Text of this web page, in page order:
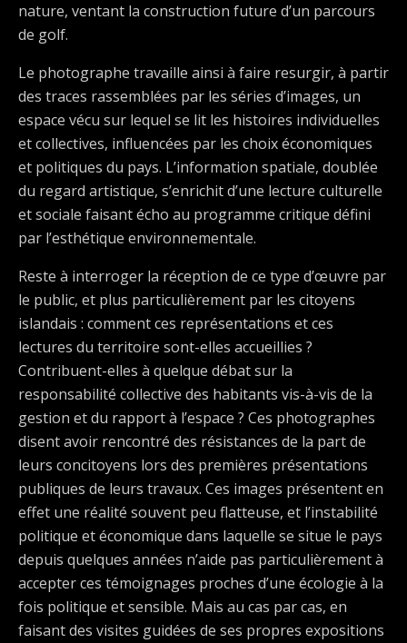
nature, ventant la construction future d’un parcours
de golf.
Le photographe travaille ainsi à faire resurgir, à partir
des traces rassemblées par les séries d’images, un
espace vécu sur lequel se lit les histoires individuelles
et collectives, influencées par les choix économiques
et politiques du pays. L’information spatiale, doublée
du regard artistique, s’enrichit d’une lecture culturelle
et sociale faisant écho au programme critique défini
par l’esthétique environnementale.
Reste à interroger la réception de ce type d’œuvre par
le public, et plus particulièrement par les citoyens
islandais : comment ces représentations et ces
lectures du territoire sont-elles accueillies ?
Contribuent-elles à quelque débat sur la
responsabilité collective des habitants vis-à-vis de la
gestion et du rapport à l’espace ? Ces photographes
disent avoir rencontré des résistances de la part de
leurs concitoyens lors des premières présentations
publiques de leurs travaux. Ces images présentent en
effet une réalité souvent peu flatteuse, et l’instabilité
politique et économique dans laquelle se situe le pays
depuis quelques années n’aide pas particulièrement à
accepter ces témoignages proches d’une écologie à la
fois politique et sensible. Mais au cas par cas, en
faisant des visites guidées de ses propres expositions